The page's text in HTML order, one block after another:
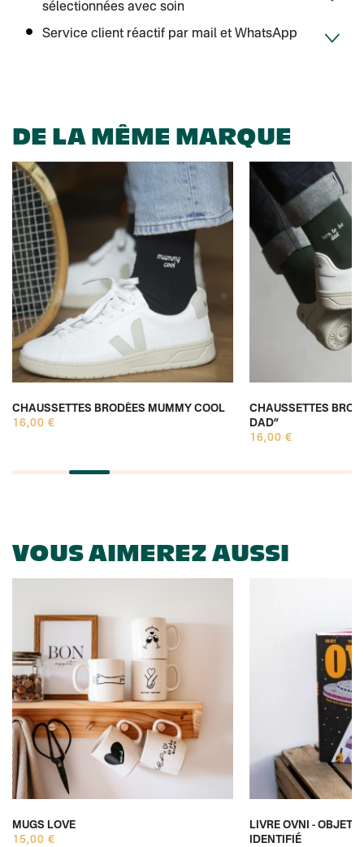
sélectionnées avec soin
Service client réactif par mail et WhatsApp
DE LA MÊME MARQUE
CHAUSSETTES BRODÉES MUMMY COOL
16,00 €
CHAUSSETTES
DAD”
16,00 €
VOUS AIMEREZ AUSSI
MUGS LOVE
15,00 €
LIVRE OVNI - OBJET
IDENTIFIÉ